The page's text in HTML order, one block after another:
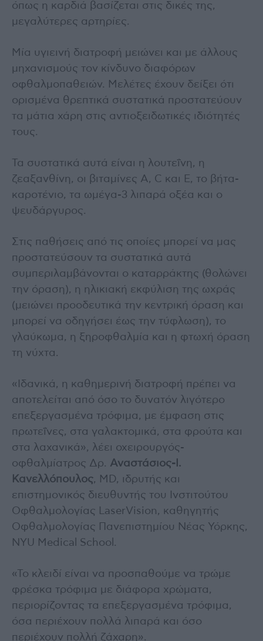
όπως η καρδιά βασίζεται στις δικές της,
μεγαλύτερες αρτηρίες.
Μία υγιεινή διατροφή μειώνει και με άλλους
μηχανισμούς τον κίνδυνο διαφόρων
οφθαλμοπαθειών. Μελέτες έχουν δείξει ότι
ορισμένα θρεπτικά συστατικά προστατεύουν
τα μάτια χάρη στις αντιοξειδωτικές ιδιότητές
τους.
Τα συστατικά αυτά είναι η λουτεΐνη, η
ζεαξανθίνη, οι βιταμίνες Α, C και Ε, το βήτα-
καροτένιο, τα ωμέγα-3 λιπαρά οξέα και ο
ψευδάργυρος.
Στις παθήσεις από τις οποίες μπορεί να μας
προστατεύσουν τα συστατικά αυτά
συμπεριλαμβάνονται ο καταρράκτης (θολώνει
την όραση), η ηλικιακή εκφύλιση της ωχράς
(μειώνει προοδευτικά την κεντρική όραση και
μπορεί να οδηγήσει έως την τύφλωση), το
γλαύκωμα, η ξηροφθαλμία και η φτωχή όραση
τη νύχτα.
«Ιδανικά, η καθημερινή διατροφή πρέπει να
αποτελείται από όσο το δυνατόν λιγότερο
επεξεργασμένα τρόφιμα, με έμφαση στις
πρωτεΐνες, στα γαλακτομικά, στα φρούτα και
στα λαχανικά», λέει οχειρουργός-
οφθαλμίατρος Δρ. Αναστάσιος-Ι.
Κανελλόπουλος, MD, ιδρυτής και
επιστημονικός διευθυντής του Ινστιτούτου
Οφθαλμολογίας LaserVision, καθηγητής
Οφθαλμολογίας Πανεπιστημίου Νέας Υόρκης,
NYU Medical School.
«Το κλειδί είναι να προσπαθούμε να τρώμε
φρέσκα τρόφιμα με διάφορα χρώματα,
περιορίζοντας τα επεξεργασμένα τρόφιμα,
όσα περιέχουν πολλά λιπαρά και όσο
περιέχουν πολλή ζάχαρη».